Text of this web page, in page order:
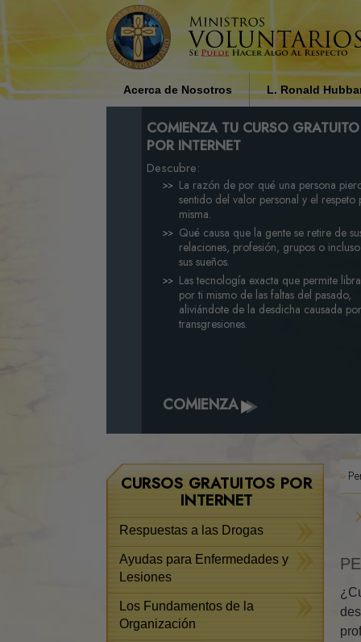
Acerca de Nosotros
¿Quiénes son los Ministros
Voluntarios?
Por Qué Ayudamos
L. Ronald
Influencia
Sociedad por L.
COMIENZA TU CURSO GRATUITO
POR INTERNET
Descubre:
La razón de por qué una persona
sentido del valor personal y el respeto
misma.
Qué causa que la gente se retire de
relaciones, profesión, grupos o
sus sueños.
Las tecnología exacta que permite
por ti mismo de las faltas del pasado,
aliviándote de la desdicha causada por
transgresiones.
COMIENZA
CURSOS GRATUITOS POR
INTERNET
Respuestas a las Drogas
Ayudas para Enfermedades y
Lesiones
Los Fundamentos de la
Organización